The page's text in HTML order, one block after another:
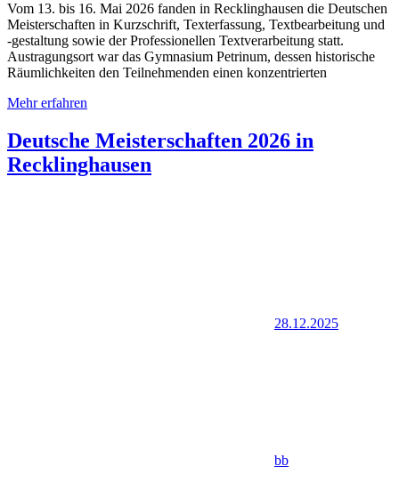
Vom 13. bis 16. Mai 2026 fanden in Recklinghausen die Deutschen
Meisterschaften in Kurzschrift, Texterfassung, Textbearbeitung und
-gestaltung sowie der Professionellen Textverarbeitung statt.
Austragungsort war das Gymnasium Petrinum, dessen historische
Räumlichkeiten den Teilnehmenden einen konzentrierten
Mehr erfahren
Deutsche Meisterschaften 2026 in
Recklinghausen
28.12.2025
bb